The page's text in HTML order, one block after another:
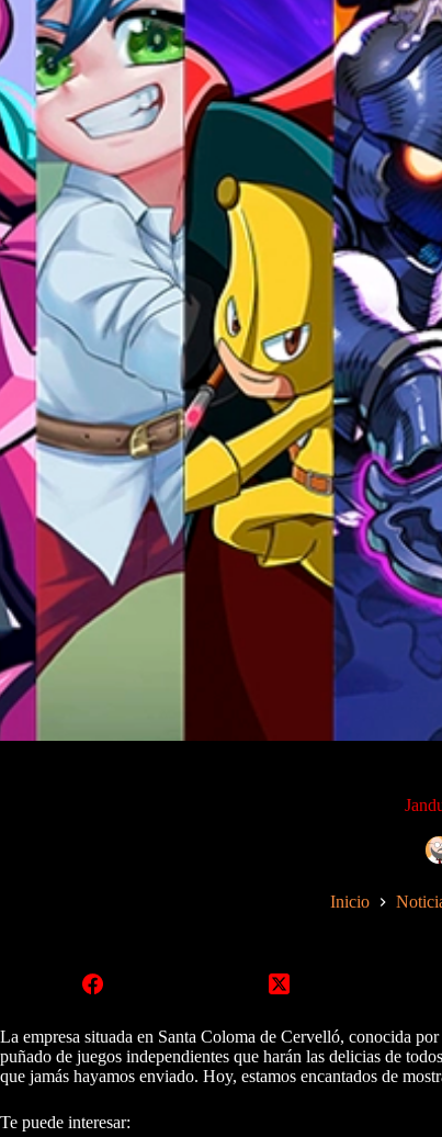
Inicio
La empresa situada en Santa Coloma de Cervelló, conocida
puñado de juegos independientes que harán las delicias de
que jamás hayamos enviado. Hoy, estamos encantados de
Te puede interesar: